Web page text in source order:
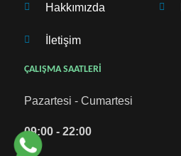
Hakkımızda
İletişim
ÇALIŞMA SAATLERİ
Pazartesi - Cumartesi
09:00 - 22:00